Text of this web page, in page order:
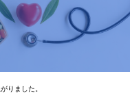
りました。